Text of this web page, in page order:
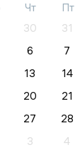
Чт Пт
30 31
6 7
13 14
20 21
27 28
3 4